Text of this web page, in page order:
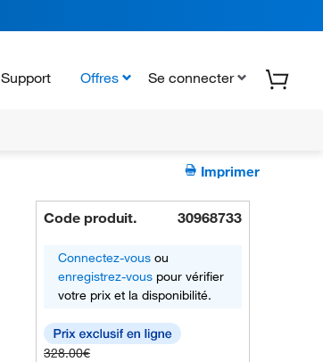
Support Offres Se connecter
Imprimer
Code produit. 30968733
Connectez-vous ou
enregistrez-vous pour vérifier
votre prix et la disponibilité.
328.00€